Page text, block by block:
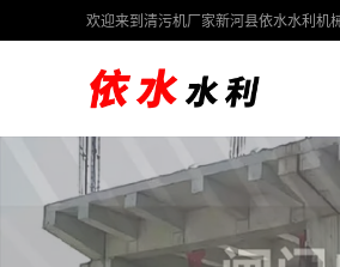
欢迎来到清污机厂家新河县依水水利机